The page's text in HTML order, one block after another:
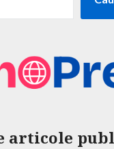
articole